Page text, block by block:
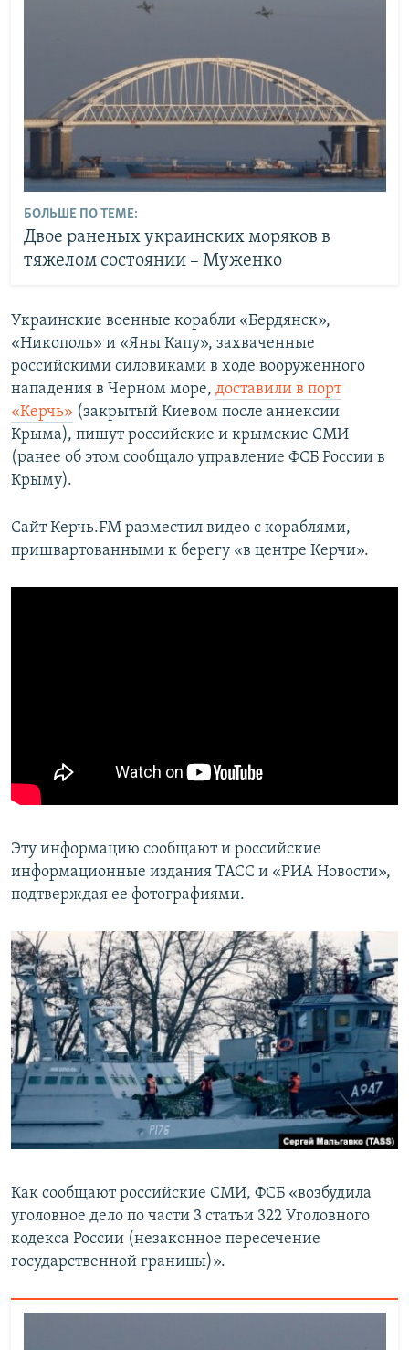
БОЛЬШЕ ПО ТЕМЕ:
Двое раненых украинских моряков в
тяжелом состоянии – Муженко
Украинские военные корабли «Бердянск»,
«Никополь» и «Яны Капу», захваченные
российскими силовиками в ходе вооруженного
нападения в Черном море, доставили в порт
«Керчь» (закрытый Киевом после аннексии
Крыма), пишут российские и крымские СМИ
(ранее об этом сообщало управление ФСБ России в
Крыму).
Сайт Керчь.FM разместил видео с кораблями,
пришвартованными к берегу «в центре Керчи».
Эту информацию сообщают и российские
информационные издания ТАСС и «РИА Новости»,
подтверждая ее фотографиями.
Как сообщают российские СМИ, ФСБ «возбудила
уголовное дело по части 3 статьи 322 Уголовного
кодекса России (незаконное пересечение
государственной границы)».